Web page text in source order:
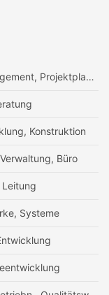
Projektplanung
Konstruktion
Büro
Systeme